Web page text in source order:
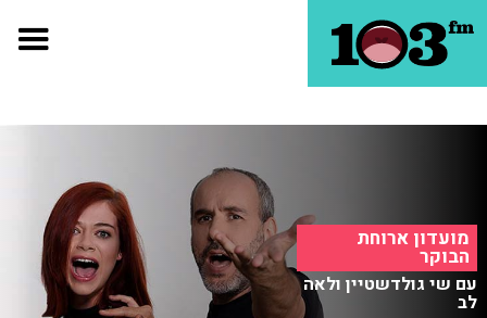
מועדון ארוחת
הבוקר
עם שי גולדשטיין ולאה
לב